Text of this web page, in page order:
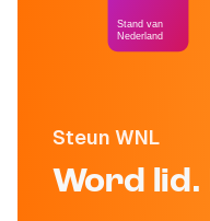
Steun WNL
Word lid.
Stand van
Nederland